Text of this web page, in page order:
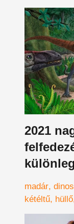
zsákmány
2021
madár
kétéltű hüllő